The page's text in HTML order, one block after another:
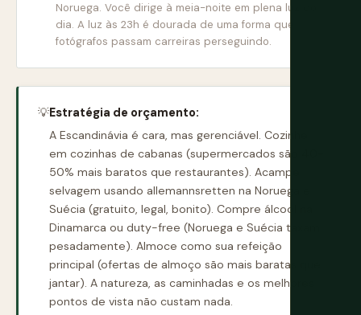
Noruega. Você dirige à meia-noite em plena luz do
dia. A luz às 23h é dourada de uma forma que
fotógrafos passam carreiras perseguindo.
💡Estratégia de orçamento:
A Escandinávia é cara, mas gerenciável. Cozinhe
em cozinhas de cabanas (supermercados são 40-
50% mais baratos que restaurantes). Acampe
selvagem usando allemannsretten na Noruega e
Suécia (gratuito, legal, bonito). Compre álcool na
Dinamarca ou duty-free (Noruega e Suécia taxam
pesadamente). Almoce como sua refeição
principal (ofertas de almoço são mais baratas que
jantar). A natureza, as caminhadas e os melhores
pontos de vista não custam nada.